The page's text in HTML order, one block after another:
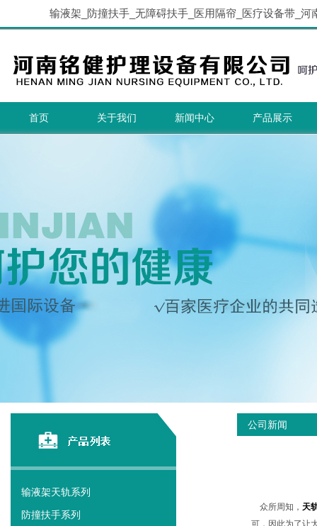
输液架_防撞扶手_无障碍扶手_医用隔帘_医疗设备带_河
首页 关于我们 新闻中心 产品展示
输液架天轨系列
防撞扶手系列
公司新闻
众所周知， 天
可，因此为了让